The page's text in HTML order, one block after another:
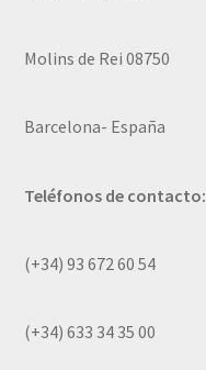
Molins de Rei 08750
Barcelona- España
Teléfonos de contacto:
(+34) 93 672 60 54
(+34) 633 34 35 00